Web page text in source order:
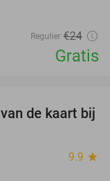
Regulier €24
Gratis
40%
de kaart bij
9.9 star